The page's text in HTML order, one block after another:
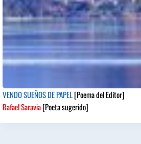
VENDO SUEÑOS DE PAPEL[Poema del Editor]
Rafael Saravia[Poeta sugerido]